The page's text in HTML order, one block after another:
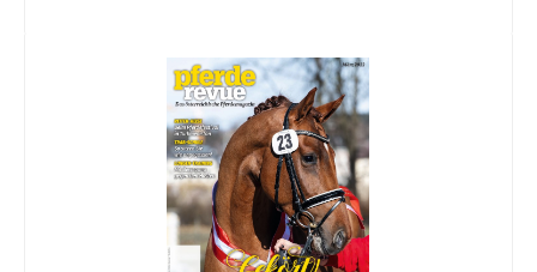
Bildergalerie überspringen